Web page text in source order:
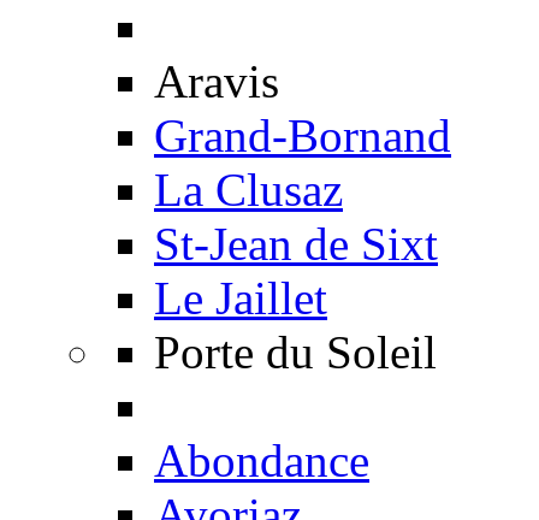
Aravis
Grand-Bornand
La Clusaz
St-Jean de Sixt
Le Jaillet
Porte du Soleil
Abondance